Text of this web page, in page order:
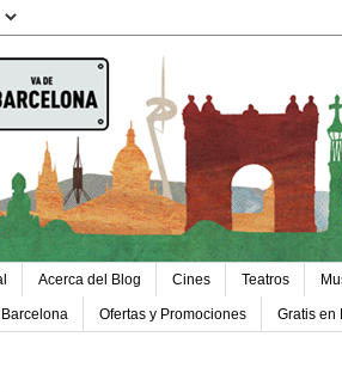
Acerca del Blog Cines Teatros
Ofertas y Promociones Gratis en